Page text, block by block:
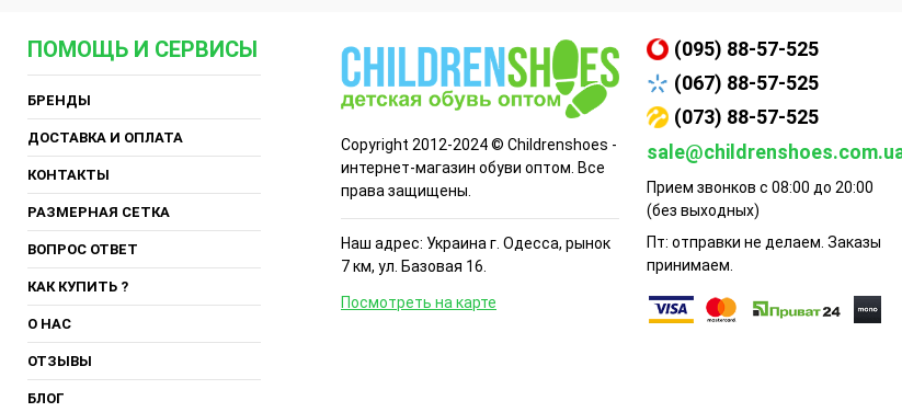
ПОМОЩЬ И СЕРВИСЫ
БРЕНДЫ
ДОСТАВКА И ОПЛАТА
КОНТАКТЫ
РАЗМЕРНАЯ СЕТКА
ВОПРОС ОТВЕТ
КАК КУПИТЬ ?
О НАС
ОТЗЫВЫ
БЛОГ
Copyright 2012-2024 © Childrenshoes -
интернет-магазин обуви оптом. Все
права защищены.
Наш адрес: Украина г. Одесса, рынок
7 км, ул. Базовая 16.
Посмотреть на карте
(095) 88-57-525
(067) 88-57-525
(073) 88-57-525
Прием звонков с 08:00 до 20:00
(без выходных)
Пт: отправки не делаем. Заказы
принимаем.